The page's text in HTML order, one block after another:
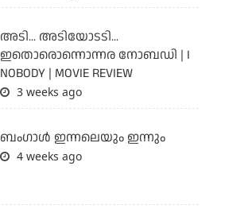
അടി... അടിയോടടി...
ഇതൊരൊന്നൊന്നര നോബഡി | I
NOBODY | MOVIE REVIEW
3 weeks ago
ബംഗാള്‍ ഇന്നലെയും ഇന്നും
4 weeks ago